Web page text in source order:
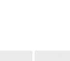
纳乔·弗